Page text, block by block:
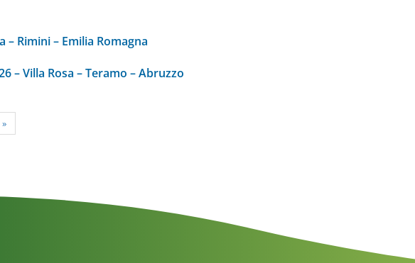
Rimini – Emilia Romagna
– Villa Rosa – Teramo – Abruzzo
»